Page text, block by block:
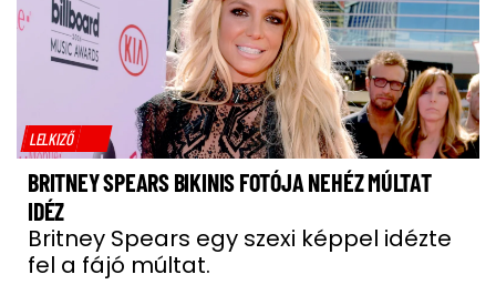
LELKIZŐ
BRITNEY SPEARS BIKINIS FOTÓJA NEHÉZ MÚLTAT
IDÉZ
Britney Spears egy szexi képpel idézte
fel a fájó múltat.